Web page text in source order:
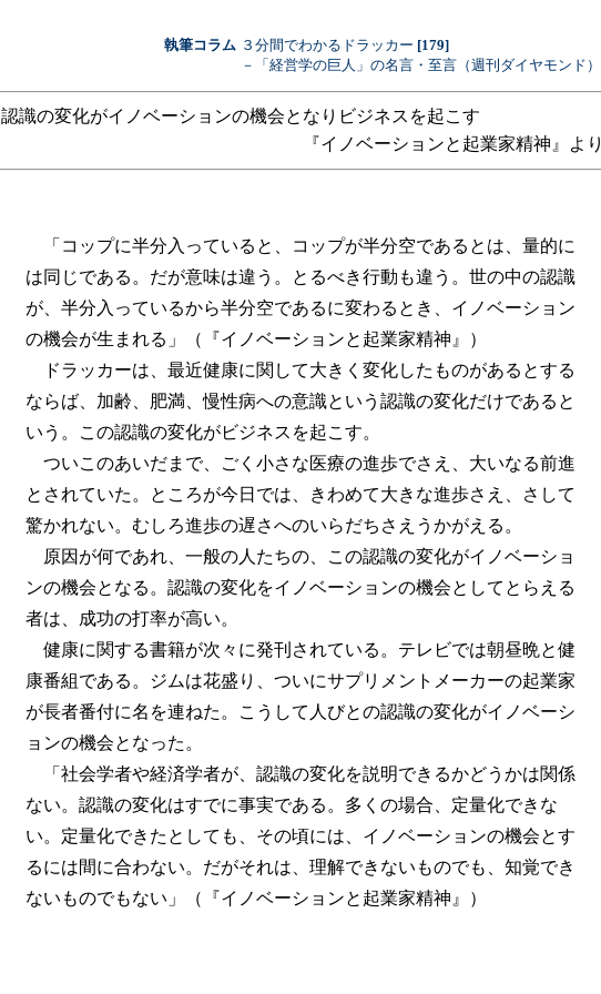
執筆コラム ３分間でわかるドラッカー [179]
－「経営学の巨人」の名言・至言（週刊ダイヤモンド）
認識の変化がイノベーションの機会となりビジネスを起こす
『イノベーションと起業家精神』より
「コップに半分入っていると、コップが半分空であるとは、量的に
は同じである。だが意味は違う。とるべき行動も違う。世の中の認識
が、半分入っているから半分空であるに変わるとき、イノベーション
の機会が生まれる」（『イノベーションと起業家精神』）
ドラッカーは、最近健康に関して大きく変化したものがあるとする
ならば、加齢、肥満、慢性病への意識という認識の変化だけであると
いう。この認識の変化がビジネスを起こす。
ついこのあいだまで、ごく小さな医療の進歩でさえ、大いなる前進
とされていた。ところが今日では、きわめて大きな進歩さえ、さして
驚かれない。むしろ進歩の遅さへのいらだちさえうかがえる。
原因が何であれ、一般の人たちの、この認識の変化がイノベーショ
ンの機会となる。認識の変化をイノベーションの機会としてとらえる
者は、成功の打率が高い。
健康に関する書籍が次々に発刊されている。テレビでは朝昼晩と健
康番組である。ジムは花盛り、ついにサプリメントメーカーの起業家
が長者番付に名を連ねた。こうして人びとの認識の変化がイノベーシ
ョンの機会となった。
「社会学者や経済学者が、認識の変化を説明できるかどうかは関係
ない。認識の変化はすでに事実である。多くの場合、定量化できな
い。定量化できたとしても、その頃には、イノベーションの機会とす
るには間に合わない。だがそれは、理解できないものでも、知覚でき
ないものでもない」（『イノベーションと起業家精神』）